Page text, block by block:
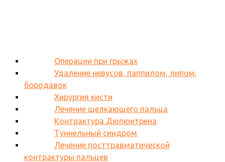
Операции при грыжах
Удаление невусов, паппилом, липом,
бородавок
Хирургия кисти
Лечение щелкающего пальца
Контрактура Дюпюитрена
Туннельный синдром
Лечение посттравматической
контрактуры пальцев